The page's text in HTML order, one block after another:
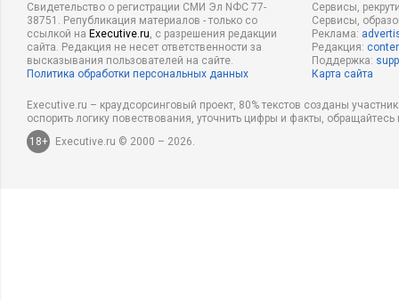
Свидетельство о регистрации СМИ Эл NФС 77-
38751. Републикация материалов - только со
ссылкой на Executive.ru, с разрешения редакции
сайта. Редакция не несет ответственности за
высказывания пользователей на сайте.
Политика обработки персональных данных
Сервисы,
Сервисы,
Реклама:
Редакция:
Поддержка:
Карта сайта
Executive.ru – краудсорсинговый проект, 80% текстов созданы
оспорить логику повествования, уточнить цифры и факты,
18+
Executive.ru © 2000 – 2026.